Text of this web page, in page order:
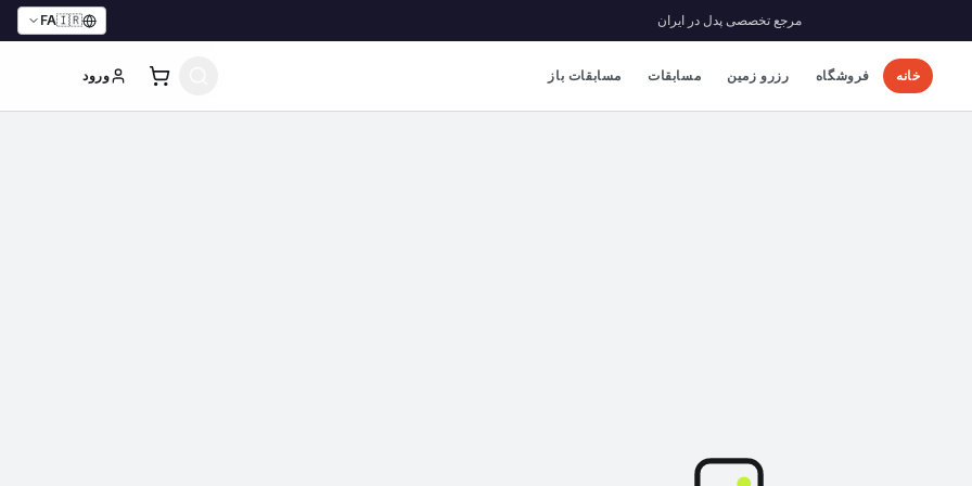
مرجع تخصصی پدل در ایران 🇮🇷
FA
خانه فروشگاه رزرو زمین مسابقات مسابقات باز ورود